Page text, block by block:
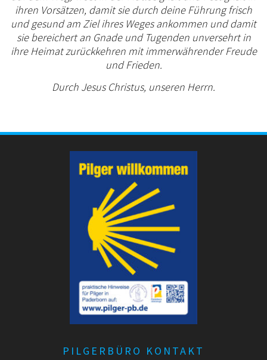
ihren Vorsätzen, damit sie durch deine Führung frisch
und gesund am Ziel ihres Weges ankommen und damit
sie bereichert an Gnade und Tugenden unversehrt in
ihre Heimat zurückkehren mit immerwährender Freude
und Frieden.
Durch Jesus Christus, unseren Herrn.
PILGERBÜRO KONTAKT